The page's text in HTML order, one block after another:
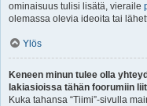
ominaisuus tulisi lisätä, vieraile
olemassa olevia ideoita tai
Ylös
Keneen minun tulee olla
lakiasioissa tähän foorumiin
Kuka tahansa “Tiimi”-sivulla